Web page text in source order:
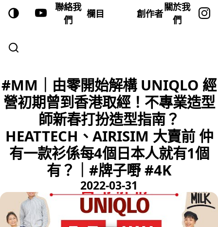
聯絡我
們
欄目 創作者
關於我
們
#MM｜由零開始解構 UNIQLO 經
營初期曾到香港取經！不專業造型
師新春打扮造型指南？
HEATTECH、AIRISIM 大賣前 仲
有一款衫係每4個日本人就有1個
有？｜#牌子嘢 #4K
2022-03-31